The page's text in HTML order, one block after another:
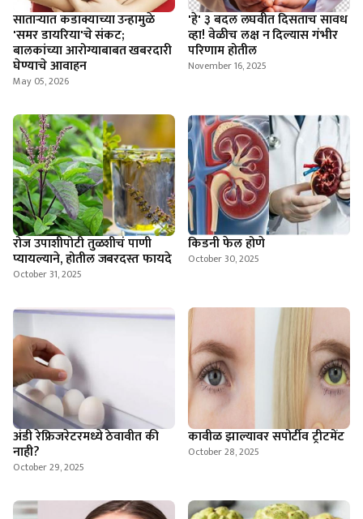
साताऱ्यात कडाक्याच्या उन्हामुळे
'समर डायरिया'चे संकट;
बालकांच्या आरोग्याबाबत खबरदारी
घेण्याचे आवाहन
May 05, 2026
'हे' ३ बदल लघवीत दिसताच सावध
व्हा! वेळीच लक्ष न दिल्यास गंभीर
परिणाम होतील
November 16, 2025
रोज उपाशीपोटी तुळशीचं पाणी
प्यायल्याने, होतील जबरदस्त फायदे
October 31, 2025
किडनी फेल होणे
October 30, 2025
अंडी रेफ्रिजरेटरमध्ये ठेवावीत की
नाही?
October 29, 2025
कावीळ झाल्यावर सपोर्टीव ट्रीटमेंट
October 28, 2025